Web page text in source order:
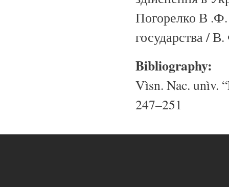
Погорелко В
государства /
Bibliography:
Vìsn. Nac. unìv.
247–251